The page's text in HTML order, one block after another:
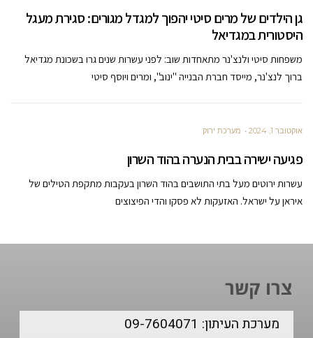
גן הילדים של מרים סיטי יהפוך למגדל מגורים: סגירת מעגל
היסטורית במגדיאל
משפחות סיטי ולנצ'נר מתאחדות שוב: לפני עשרות שנים גרו בשכונת מגדיאל
ברוך לנצ'נר, מייסד חברת הבנייה "ינוב", ומרים ויוסף סיטי
אוקטובר 1, 2024 מערכת ירוק
פגיעה ישירה בבית הנערה בהוד השרון
עשרות ירוטים מעל בתי התושבים בהוד השרון בעקבות מתקפת הטילים של
איראן על ישראל. האזעקות לא פסקו והדי הפיצוצים
צרו קשר
מערכת העיתון: 09-7604071